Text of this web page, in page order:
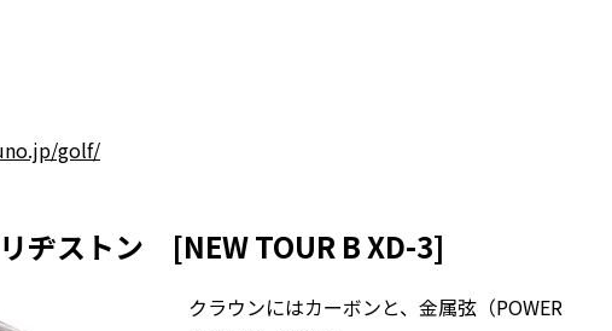
golf/
ヂストン [NEW TOUR B XD-3]
クラウンにはカーボンと、金属弦（POWER